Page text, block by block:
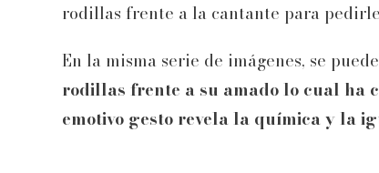
rodillas frente a la cantante para
En la misma serie de imágenes, se
rodillas frente a su amado lo cual ha
emotivo gesto revela la química y la